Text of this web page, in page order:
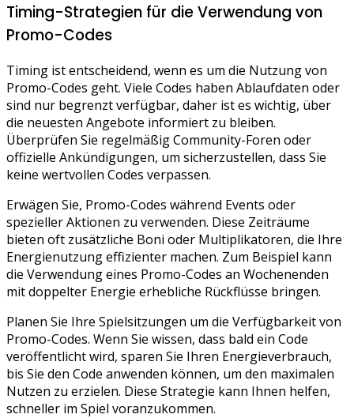
Timing-Strategien für die Verwendung von
Promo-Codes
Timing ist entscheidend, wenn es um die Nutzung von
Promo-Codes geht. Viele Codes haben Ablaufdaten oder
sind nur begrenzt verfügbar, daher ist es wichtig, über
die neuesten Angebote informiert zu bleiben.
Überprüfen Sie regelmäßig Community-Foren oder
offizielle Ankündigungen, um sicherzustellen, dass Sie
keine wertvollen Codes verpassen.
Erwägen Sie, Promo-Codes während Events oder
spezieller Aktionen zu verwenden. Diese Zeiträume
bieten oft zusätzliche Boni oder Multiplikatoren, die Ihre
Energienutzung effizienter machen. Zum Beispiel kann
die Verwendung eines Promo-Codes an Wochenenden
mit doppelter Energie erhebliche Rückflüsse bringen.
Planen Sie Ihre Spielsitzungen um die Verfügbarkeit von
Promo-Codes. Wenn Sie wissen, dass bald ein Code
veröffentlicht wird, sparen Sie Ihren Energieverbrauch,
bis Sie den Code anwenden können, um den maximalen
Nutzen zu erzielen. Diese Strategie kann Ihnen helfen,
schneller im Spiel voranzukommen.